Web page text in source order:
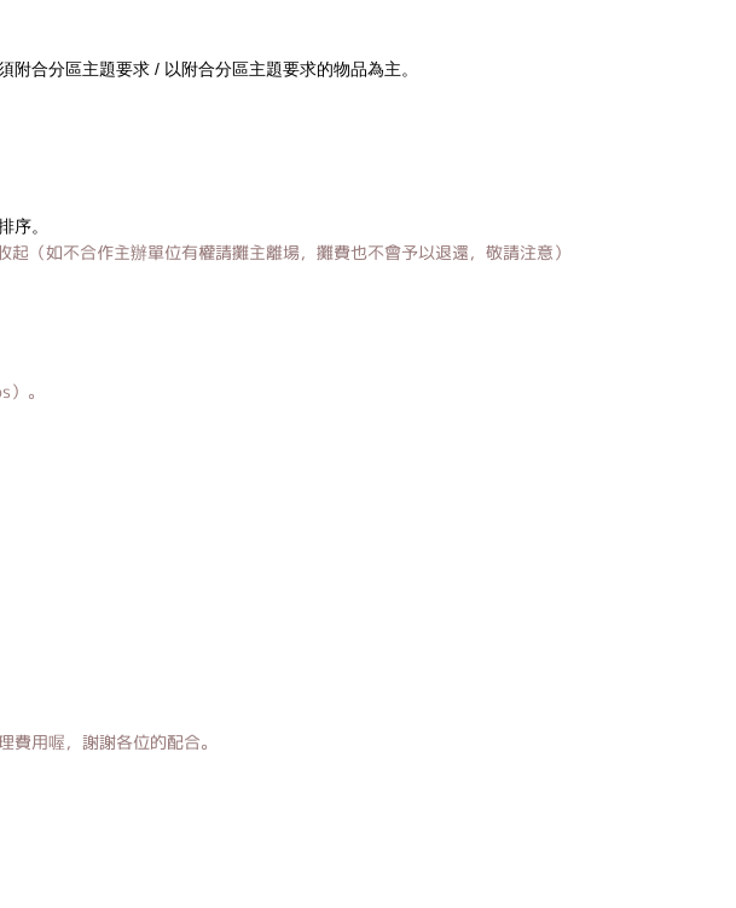
附合分區主題要求 / 以 附合分區主題要求的物品為主。
序。
（如不合作主辦單位有權請攤主離場，攤費也不會予以退還，敬請注意）
。
用喔，謝謝各位的配合。